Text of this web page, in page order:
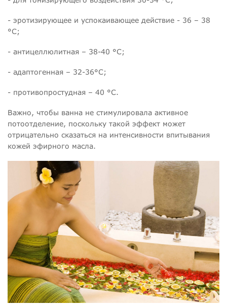
- эротизирующее и успокаивающее действие - 36 – 38
°С;
- антицеллюлитная – 38-40 °С;
- адаптогенная – 32-36°С;
- противопростудная – 40 °С.
Важно, чтобы ванна не стимулировала активное
потоотделение, поскольку такой эффект может
отрицательно сказаться на интенсивности впитывания
кожей эфирного масла.